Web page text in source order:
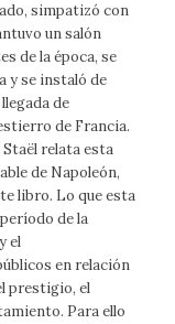
simpatizó con
un salón
de la época, se
y se instaló de
de
de Francia.
relata esta
de Napoleón,
libro. Lo que esta
de la
el
en relación
prestigio, el
Para ello